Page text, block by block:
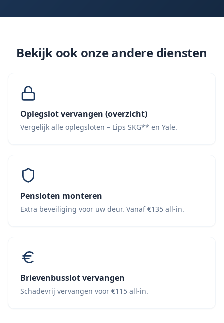
Bekijk ook onze andere diensten
Oplegslot vervangen (overzicht)
Vergelijk alle oplegsloten – Lips SKG** en Yale.
Pensloten monteren
Extra beveiliging voor uw deur. Vanaf €135 all-in.
Brievenbusslot vervangen
Schadevrij vervangen voor €115 all-in.